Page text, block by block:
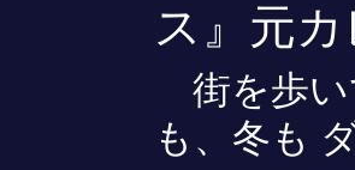
ス』元
街を歩い
も、冬も